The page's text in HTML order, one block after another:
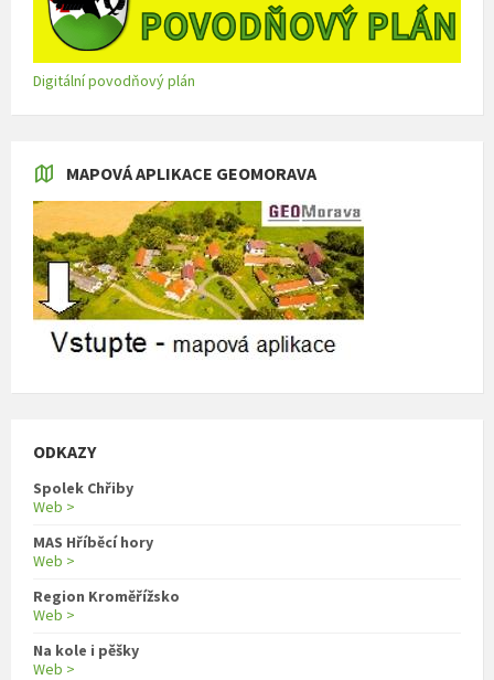
Digitální povodňový plán
MAPOVÁ APLIKACE GEOMORAVA
ODKAZY
Spolek Chřiby
Web >
MAS Hříběcí hory
Web >
Region Kroměřížsko
Web >
Na kole i pěšky
Web >